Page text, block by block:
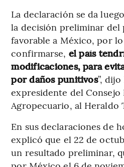
La declaración se da
la decisión preliminar del
favorable a México, por
confirmarse, el país
modificaciones, para
por daños punitivos”,
expresidente del Consejo
Agropecuario, al Heraldo
En sus declaraciones de
explicó que el 22 de
un resultado preliminar,